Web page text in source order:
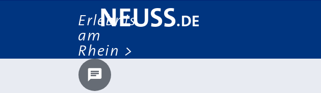
Erlebnis
am
Rhein
NEUSS.DE
Chatbot laden?